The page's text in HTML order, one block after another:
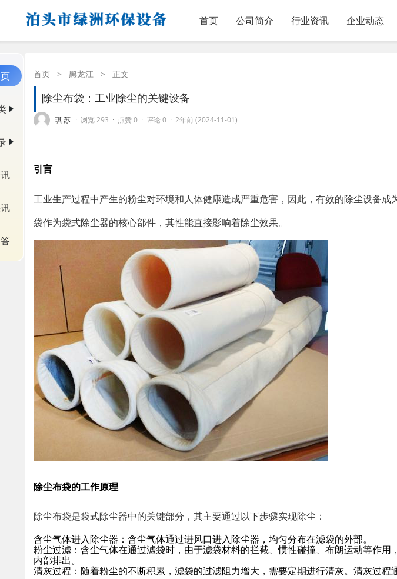
首页 公司简介 行业资讯 企业动态
首页 > 黑龙江 > 正文
除尘布袋：工业除尘的关键设备
琪 苏 · 浏览 293 · 点赞 0 · 评论 0 · 2年前 (2024-11-01)
引言
工业生产过程中产生的粉尘对环境和人体健康造成严重危害，因此，有效的除尘设备
袋作为袋式除尘器的核心部件，其性能直接影响着除尘效果。
除尘布袋的工作原理
除尘布袋是袋式除尘器中的关键部分，其主要通过以下步骤实现除尘：
含尘气体进入除尘器 ：含尘气体通过进风口进入除尘器，均匀分布在滤袋的外部。
粉尘过滤 ：含尘气体在通过滤袋时，由于滤袋材料的拦截、惯性碰撞、布朗运动等作
内部排出。
清灰过程 ：随着粉尘的不断积累，滤袋的过滤阻力增大，需要定期进行清灰。清灰过程